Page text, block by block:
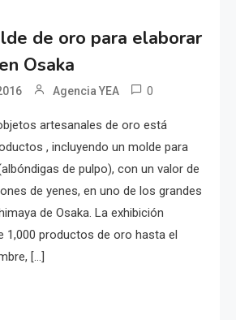
de oro para elaborar
Osaka
Agencia YEA 0
artesanales de oro está
, incluyendo un molde para
de pulpo), con un valor de
de yenes, en uno de los grandes
de Osaka. La exhibición
1,000 productos de oro hasta el
[…]